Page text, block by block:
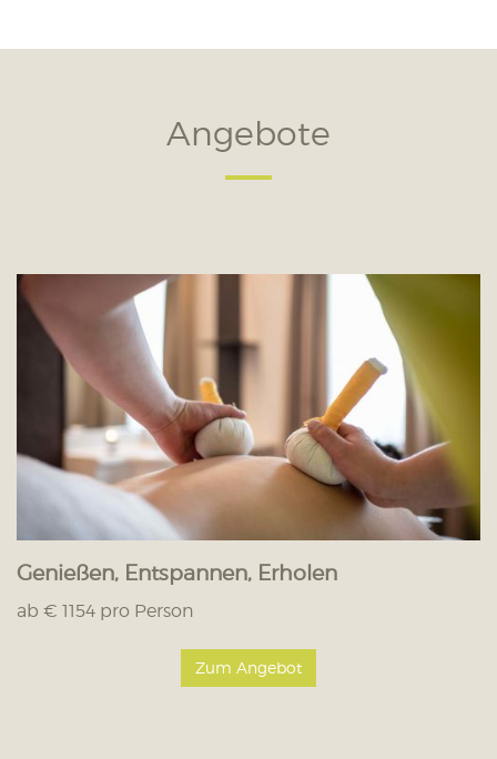
Angebote
Genießen, Entspannen, Erholen
ab € 1154 pro Person
Zum Angebot